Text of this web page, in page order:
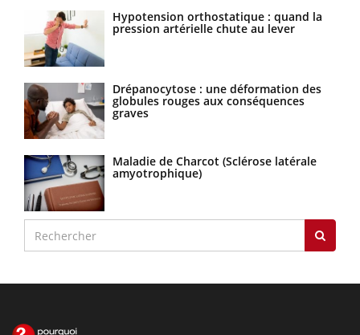
Hypotension orthostatique : quand la
pression artérielle chute au lever
Drépanocytose : une déformation des
globules rouges aux conséquences
graves
Maladie de Charcot (Sclérose latérale
amyotrophique)